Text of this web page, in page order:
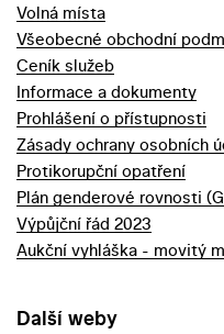
Volná místa
Všeobecné obchodní
Ceník služeb
Informace a dokumenty
Prohlášení o přístupnosti
Zásady ochrany osobních
Protikorupční opatření
Plán genderové rovnosti
Výpůjční řád 2023
Aukční vyhláška - movitý
Další weby